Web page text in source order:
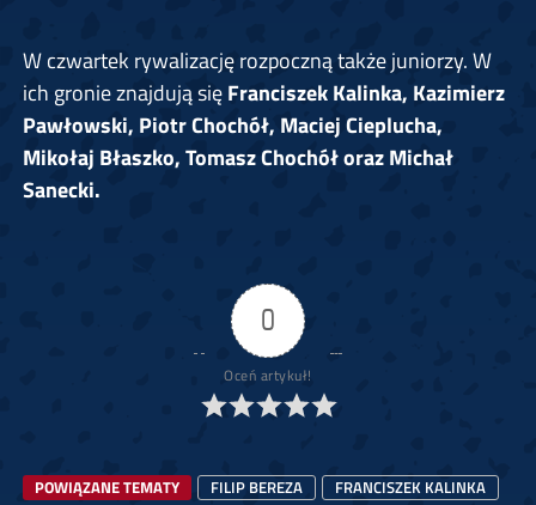
W czwartek rywalizację rozpoczną także juniorzy. W
ich gronie znajdują sięFranciszek Kalinka, Kazimierz
Pawłowski, Piotr Chochół, Maciej Cieplucha,
Mikołaj Błaszko, Tomasz Chochół oraz Michał
Sanecki.
0
Oceń artykuł!
POWIĄZANE TEMATY FILIP BEREZA
FRANCISZEK KALINKA